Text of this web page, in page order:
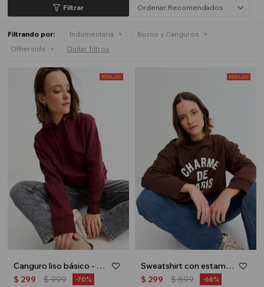
Recomendados
Filtrando por: Indumentaria
Buzos y Canguros
Otherside
Quitar filtros
Canguro liso básico - Bordo
$ 299 $999 70
Sweatshirt con estampa Charme de Paris - Marron
$ 299 $899 66